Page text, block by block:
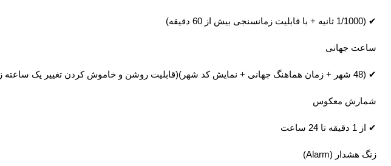
✔ (1/1000 ثانیه + با قابلیت زمانسنجی بیش از 60 دقیقه)
ساعت جهانی
✔ (48 شهر + زمان هماهنگ جهانی + نمایش کد شهر)(قابلیت روشن و خاموش کردن تغییر یک ساعته زمان در شش ماه اول و دوم)
شمارش معکوس
✔ از 1 دقیقه تا 24 ساعت
زنگ هشدار (Alarm)